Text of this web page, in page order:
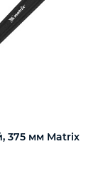
375 мм Matrix